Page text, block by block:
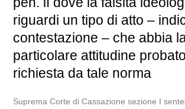
riguardi un tipo di atto –
contestazione – che abbia
particolare attitudine
richiesta da tale norma
Suprema Corte di Cassazione sezione I